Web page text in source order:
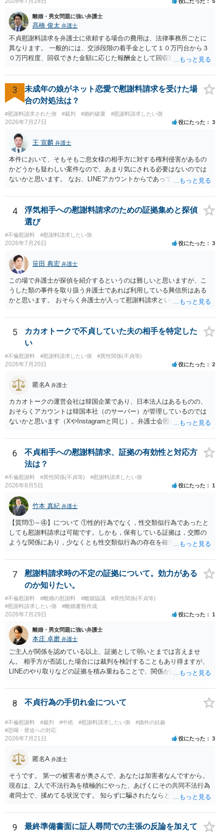
離婚・男女問題に強い弁護士
髙橋 俊太 弁護士
不貞慰謝料請求を弁護士に依頼する場合の費用は、法律事務所ごとに
異なります。 一般的には、交渉段階の着手金として１０万円台から３
０万円程度、回収できた金額に応じた報酬金として回収額の１０％か
には、追加着手金や日当、実費が発生することもあります。 もっと
も、証拠が十分にあるか、相手方の住所・勤務先が分かるか、慰謝料
額、離婚の有無、交渉で終わるか訴訟まで見込むかによって、費用は
変わり得ます。依頼前に、交渉だけの場合、訴訟になった場合、回収
できなかった場合の費用を確認しておくとよいでしょう。 弁護士選び
では、不貞慰謝料案件の経験が相応にあるか、費用体系が明確か、見
通しを過度に楽観的に言い過ぎないか、質問に具体的に答えてくれる
か、連絡方法（メール、電話、弁護士直接か事務局員を介するかな
ど）や対応スピードが合うかを確認するとよいと思います。いずれに
しましても、弁護士への相談・依頼にあたっては、証拠資料、夫と相
手方の関係、相手方の氏名・住所等、夫婦関係への影響、離婚予定の
有無など事実関係をよく整理して相談されることをお勧めいたしま
す。
3
未成年の娘がネット恋愛で慰謝料請求を受けた場
合の対処法は？
#慰謝料請求された側 #裁判 #婚約破棄 #慰謝料請求したい側
2026年7月27日 役にたった 3
王 宣麟 弁護士
本件において、そもそもご息女様の相手方に対する権利侵害があるの
かどうかも疑わしい案件なので、あまり気にされる必要はないのでは
ないかと思います。 なお、LINEアカウントからであっても、そこに紐
るパターンはありえるものの、本件のような精神的損害が発生したと
明確にいえないような案件において開示がなされる可能性も低いので
はないかと推察します。
4
浮気相手への慰謝料請求のための証拠集めと探偵
選び
#不倫慰謝料 #慰謝料請求したい側
2026年7月26日 役にたった 3
笹田 典宏 弁護士
この場で弁護士が探偵を紹介するというのは難しいと思いますが、こ
うした類の事件を取り扱う弁護士であれば利用している興信所はある
かと思います。 おそらく弁護士が入って慰謝料請求という流れになる
めします。
5
カカオトークで不貞していた夫の相手を特定した
い
#不倫慰謝料 #慰謝料請求したい側 #異性関係(不貞等)
2026年7月20日 役にたった 2
匿名A 弁護士
カカオトークの運営会社は韓国企業であり、日本法人はあるものの、
おそらくアカウントは韓国本社（のサーバー）が管理しているのでは
ないかと思います（XやInstagramと同じ）。弁護士会照会は日本法に
対する照会は基本的にできないと解されています（弁護士会によって
は例外的に認める扱いもありますが、かなり限定されているので一般
的ではないでしょう）。もし韓国本社がアカウント管理をしているな
ら、日本法人へ送っても「ウチでは管理していない」という回答にな
ります。 個人で直接他人のID情報の開示を求めても拒否されるでしょ
う。
6
不貞相手への慰謝料請求、証拠の有効性と対応方
法は？
#不倫慰謝料 #異性関係(不貞等) #慰謝料請求したい側
2026年8月5日 役にたった 1
竹本 真紀 弁護士
【質問①～④】について ①性的行為でなく，性交類似行為であったと
しても慰謝料請求は可能です。しかも，保有している証拠は，交際の
ような関係にあり，少なくとも性交類似行為の存在を確実に証明でき
ことを窺わせるものです。）。ですから，慰謝料請求を進めることで
よいと思います。 ただ．慰謝料額については，婚姻破綻に至っていな
いとして，この点を考慮されることになるかもしれません。 ②夫との
今後のことを考えて書いてもらうか否かを検討するのがよいと思いま
す。今ある証拠以上のことを証明（証明力を強めることも含む）でき
るのであれば，前向きに検討を進めるという考え方でもよいでしょ
値と夫との関係との均衡のように思います。 ③行政書士に委任をして
いるのであれば，どのような内容の委任なのか不明ですが，その行政
書士との協議になると思います。請求するか，訴訟にするか，その点
の見極めや，相手方は性交類似行為は認めているのか，それさえも否
定しているのかによって，考え方・進め方は変わってくると思いま
あれば，本人（行政書士でも同じだと思います。）への対応ではあま
り変わらないように思います。減額で折り合えるなら本人様の交渉で
もよいように思いますが，ゼロかどうかの観点であれば，訴訟に進む
しかなくなるようにも思います。そうしますと，お近くの弁護士に相
談して進めることを検討した方がよいようにも思います。
7
慰謝料請求時の不定の証拠について。効力がある
のか知りたい。
#不倫慰謝料 #離婚の慰謝料 #離婚協議
#異性関係(不貞等)
#慰謝料請求したい側
#離婚書類作成
2026年7月29日 役にたった 1
離婚・男女問題に強い弁護士
本庄 卓磨 弁護士
ご主人が関係を認めている以上、証拠として弱いとまでは言えませ
ん。 相手方が否認した場合には裁判を検討することもあり得ますが、
LINEのやり取りなどの証拠を積み重ねることで、関係が認定される余
個別の事情によりますので、お早めに弁護士に相談されることをおす
すめします。
8 不貞行為の手切れ金について
#不倫慰謝料 #裁判 #中絶 #慰謝料請求したい側
#婚外の妊娠
#恐喝・脅迫への対応
2026年7月21日 役にたった 3
匿名A 弁護士
そうです。 第一の被害者が奥さんで、あなたは加害者なんですから。
現在は、2人で不法行為を積極的にやった、あげくにその共同不法行為
者同士で、揉めてる状況です。 知らずに騙されたならともか
というだけですから。
9
最終準備書面に証人尋問での主張の反論を加えて